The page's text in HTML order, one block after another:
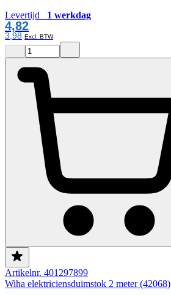
Levertijd 1 werkdag
4,82
3,98
Artikelnr. 401297899
Wiha elektriciensduimstok 2 meter (42068)